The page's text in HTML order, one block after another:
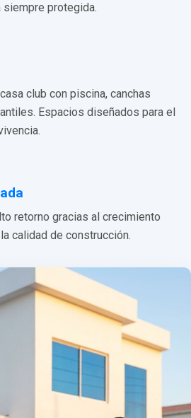
protegida.
club con piscina, canchas
Espacios diseñados para el
retorno gracias al crecimiento
calidad de construcción.